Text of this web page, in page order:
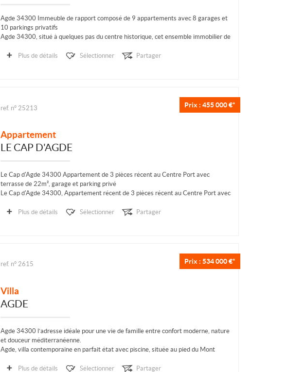
Agde 34300 Immeuble de rapport composé de 9 appartements avec 8 garages et
10 parkings privatifs
Agde 34300, situé à quelques pas du centre historique, cet ensemble immobilier de
Plus de détails
Sélectionner Partager
Prix : 455 000 €*
ref. n° 25213
Appartement
LE CAP D'AGDE
Le Cap d'Agde 34300 Appartement de 3 pièces récent au Centre Port avec
terrasse de 22m², garage et parking privé
Le Cap d'Agde 34300, Appartement récent de 3 pièces récent au Centre Port avec
Plus de détails
Sélectionner Partager
Prix : 534 000 €*
ref. n° 2615
Villa
AGDE
Agde 34300 l’adresse idéale pour une vie de famille entre confort moderne, nature
et douceur méditerranéenne.
Agde, villa contemporaine en parfait état avec piscine, située au pied du Mont
Plus de détails
Sélectionner Partager